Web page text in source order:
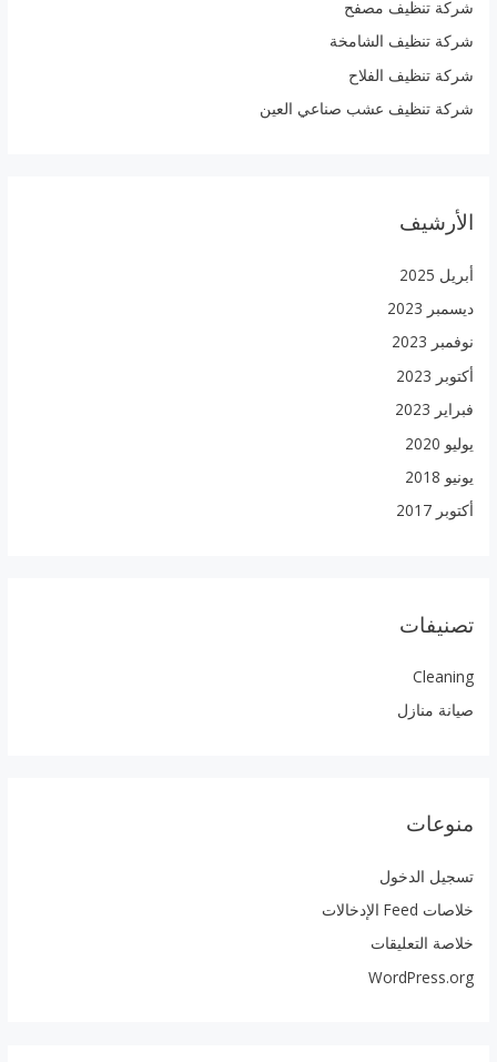
شركة تنظيف مصفح
شركة تنظيف الشامخة
شركة تنظيف الفلاح
شركة تنظيف عشب صناعي العين
الأرشيف
أبريل 2025
ديسمبر 2023
نوفمبر 2023
أكتوبر 2023
فبراير 2023
يوليو 2020
يونيو 2018
أكتوبر 2017
تصنيفات
Cleaning
صيانة منازل
منوعات
تسجيل الدخول
خلاصات Feed الإدخالات
خلاصة التعليقات
WordPress.org